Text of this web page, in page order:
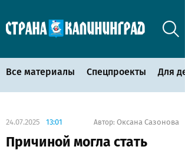
Все материалы Спецпроекты Для
24.07.2025 13:01 Автор: Оксана Сазонова
Причиной могла стать